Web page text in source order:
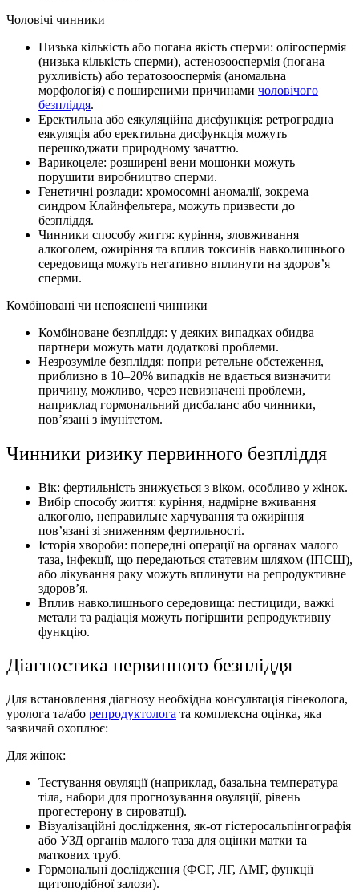
Чоловічі чинники
Низька кількість або погана якість сперми: олігоспермія
(низька кількість сперми), астенозооспермія (погана
рухливість) або тератозооспермія (аномальна
морфологія) є поширеними причинами чоловічого
безпліддя.
Еректильна або еякуляційна дисфункція: ретроградна
еякуляція або еректильна дисфункція можуть
перешкоджати природному зачаттю.
Варикоцеле: розширені вени мошонки можуть
порушити виробництво сперми.
Генетичні розлади: хромосомні аномалії, зокрема
синдром Клайнфельтера, можуть призвести до
безпліддя.
Чинники способу життя: куріння, зловживання
алкоголем, ожиріння та вплив токсинів навколишнього
середовища можуть негативно вплинути на здоров’я
сперми.
Комбіновані чи непояснені чинники
Комбіноване безпліддя: у деяких випадках обидва
партнери можуть мати додаткові проблеми.
Незрозуміле безпліддя: попри ретельне обстеження,
приблизно в 10–20% випадків не вдається визначити
причину, можливо, через невизначені проблеми,
наприклад гормональний дисбаланс або чинники,
пов’язані з імунітетом.
Чинники ризику первинного безпліддя
Вік: фертильність знижується з віком, особливо у жінок.
Вибір способу життя: куріння, надмірне вживання
алкоголю, неправильне харчування та ожиріння
пов’язані зі зниженням фертильності.
Історія хвороби: попередні операції на органах малого
таза, інфекції, що передаються статевим шляхом (ІПСШ),
або лікування раку можуть вплинути на репродуктивне
здоров’я.
Вплив навколишнього середовища: пестициди, важкі
метали та радіація можуть погіршити репродуктивну
функцію.
Діагностика первинного безпліддя
Для встановлення діагнозу необхідна консультація гінеколога,
уролога та/або репродуктолога та комплексна оцінка, яка
зазвичай охоплює:
Для жінок:
Тестування овуляції (наприклад, базальна температура
тіла, набори для прогнозування овуляції, рівень
прогестерону в сироватці).
Візуалізаційні дослідження, як-от гістеросальпінгографія
або УЗД органів малого таза для оцінки матки та
маткових труб.
Гормональні дослідження (ФСГ, ЛГ, АМГ, функції
щитоподібної залози).